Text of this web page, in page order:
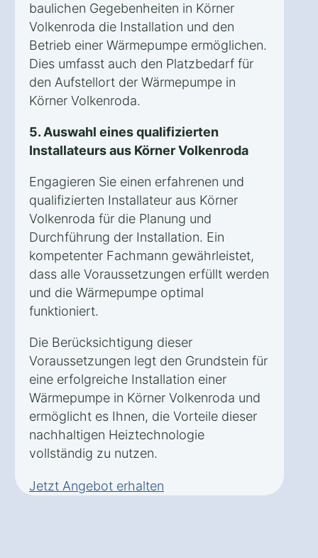
baulichen Gegebenheiten in Körner
Volkenroda die Installation und den
Betrieb einer Wärmepumpe ermöglichen.
Dies umfasst auch den Platzbedarf für
den Aufstellort der Wärmepumpe in
Körner Volkenroda.
5. Auswahl eines qualifizierten
Installateurs aus Körner Volkenroda
Engagieren Sie einen erfahrenen und
qualifizierten Installateur aus Körner
Volkenroda für die Planung und
Durchführung der Installation. Ein
kompetenter Fachmann gewährleistet,
dass alle Voraussetzungen erfüllt werden
und die Wärmepumpe optimal
funktioniert.
Die Berücksichtigung dieser
Voraussetzungen legt den Grundstein für
eine erfolgreiche Installation einer
Wärmepumpe in Körner Volkenroda und
ermöglicht es Ihnen, die Vorteile dieser
nachhaltigen Heiztechnologie
vollständig zu nutzen.
Jetzt Angebot erhalten